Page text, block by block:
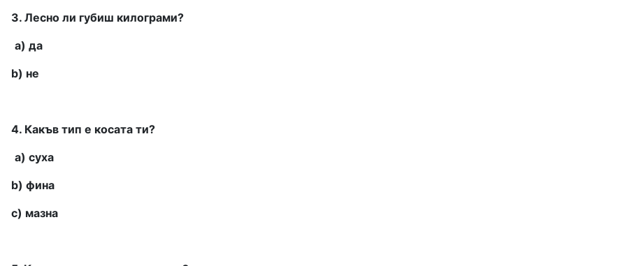
3. Лесно ли губиш килограми?
a) да
b) не
4. Какъв тип е косата ти?
a) суха
b) фина
c) мазна